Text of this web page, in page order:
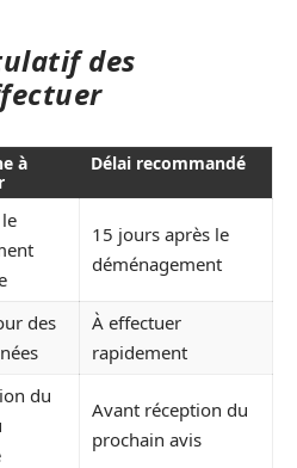
des
à
Délai recommandé
15 jours après le
déménagement
des
À effectuer
rapidement
du
Avant réception du
prochain avis